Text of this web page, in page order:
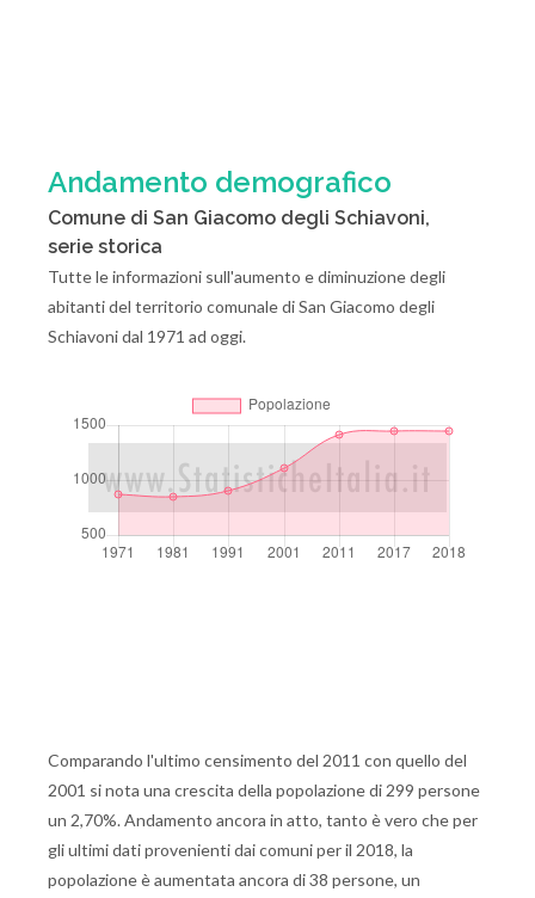
Andamento demografico
Comune di San Giacomo degli Schiavoni,
serie storica
Tutte le informazioni sull'aumento e diminuzione degli
abitanti del territorio comunale di San Giacomo degli
Schiavoni dal 1971 ad oggi.
Comparando l'ultimo censimento del 2011 con quello del
2001 si nota una crescita della popolazione di 299 persone
un 2,70%. Andamento ancora in atto, tanto è vero che per
gli ultimi dati provenienti dai comuni per il 2018, la
popolazione è aumentata ancora di 38 persone, un